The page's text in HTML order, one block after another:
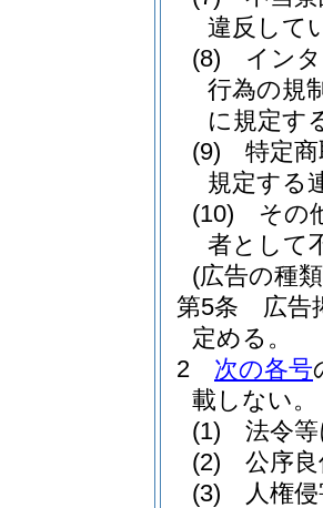
違反して
(8)
イン
行為の規
に規定す
(9)
特定
規定する
(10)
その
者として
(広告の種
第5条
広告
定める。
2
次の各号
載しない。
(1)
法令
(2)
公序
(3)
人権